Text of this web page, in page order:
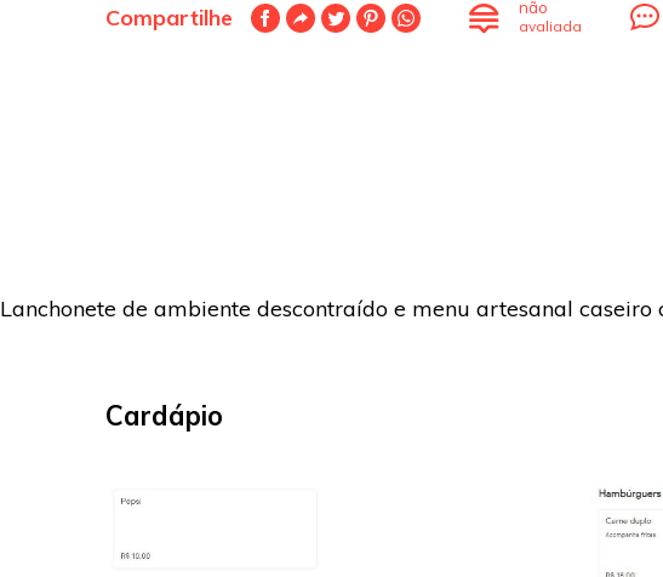
Compartilhe não
avaliada
Lanchonete de ambiente descontraído e menu artesanal
Cardápio